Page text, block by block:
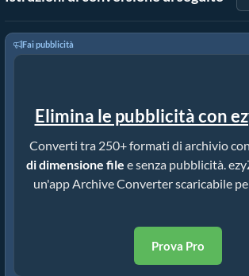
Fai pubblicità
Elimina le pubblicità con
Converti tra 250+ formati di archivio con
di dimensione file e senza pubblicità.
un'app Archive Converter scaricabile
Prova Pro